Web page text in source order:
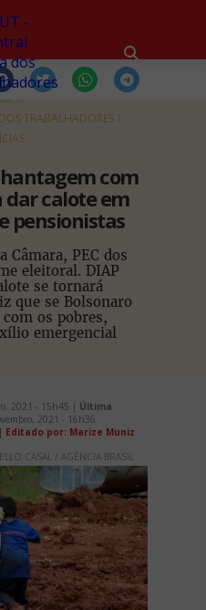
TRABALHADORES
com
calote em
pensionistas
Câmara, PEC dos
eleitoral. DIAP
se tornará
que se Bolsonaro
com os pobres,
emergencial
2021 - 15h45 | Última
2021 - 16h36
| Editado por: Marize Muniz
CASAL / AGÊNCIA BRASIL